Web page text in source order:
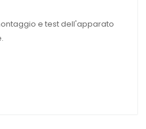
e test dell'apparato